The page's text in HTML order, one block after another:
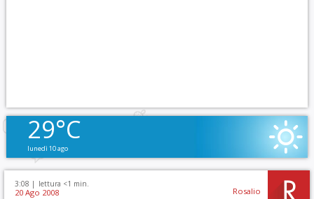
29°C
lunedì 10 ago
3:08 | lettura <1 min.
20 Ago 2008 Rosalio